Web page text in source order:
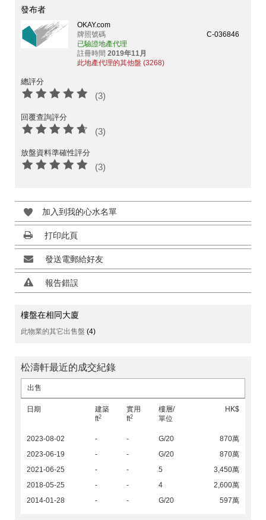
發布者
OKAY.com
牌照號碼
C-036846
已驗證地產代理
註冊時間 2019年11月
此地產代理的其他盤 (3268)
總評分
(3)
回覆查詢評分
(3)
放盤資料準確性評分
(3)
加入到我的心水名單
打印此頁
發送電郵給好友
報告錯誤
樓盤在相同大廈
此物業的其它出售盤 (4)
松濤軒最近的成交紀錄
出售
日期
建築
ft2
實用
ft2
樓層/
單位
HK$
2023-08-02 - - G/20
870萬
2023-06-19
- - G/20
870萬
2021-06-25
- - 5
3,450萬
2018-05-25
- - 4
2,600萬
2014-01-28
- - G/20 597萬